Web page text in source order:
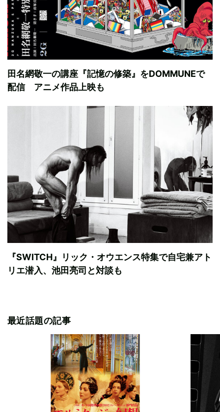
田名網敬一の講座『記憶の修築』をDOMMUNEで
配信 アニメ作品上映も
『SWITCH』リック・オウエンス特集で自宅兼アト
リエ潜入、池田亮司と対談も
最近話題の記事